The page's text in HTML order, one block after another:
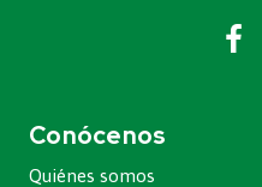
Conócenos
Quiénes somos